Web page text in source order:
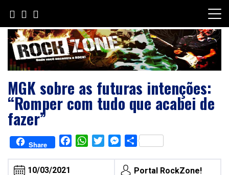
content
MGK sobre as futuras intenções:
“Romper com tudo que acabei de
fazer”
Share FacebookWhatsAppTwitterMessenger
Share
10/03/2021 Portal RockZone!